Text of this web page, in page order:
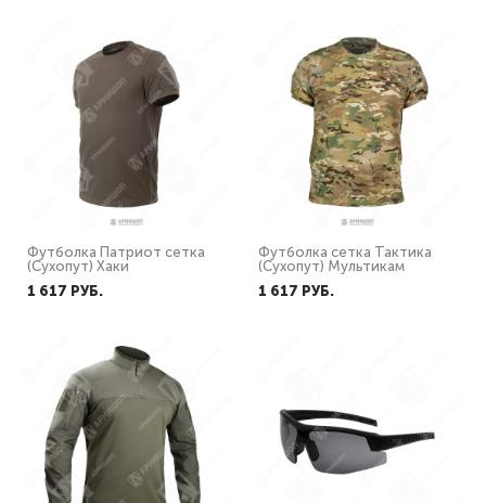
Футболка Патриот сетка
(Сухопут) Хаки
1 617 PУБ.
Футболка сетка Тактика
(Сухопут) Мультикам
1 617 PУБ.